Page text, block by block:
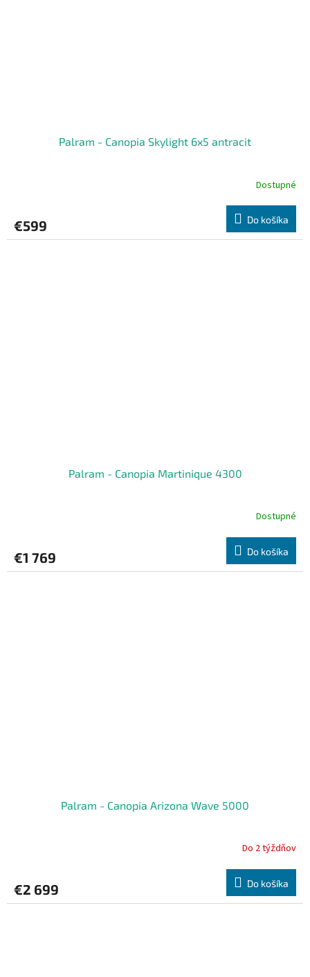
Palram - Canopia Skylight 6x5 antracit
Dostupné
€599 Do košíka
Palram - Canopia Martinique 4300
Dostupné
€1 769 Do košíka
Palram - Canopia Arizona Wave 5000
Do 2 týždňov
€2 699 Do košíka